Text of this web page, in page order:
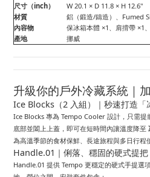
尺寸（inch）
W 20.1 × D 11.8 × H 12.6"
材質
鋁（鍛造/鑄造）、Fumed
內容物
保冰箱本體 ×1、肩揹帶 ×1
產地
挪威
升級你的戶外冷藏系統｜
Ice Blocks（2 入組）｜秒速打造「
Ice Blocks 專為 Tempo Cooler 設計，只需提
底部並闔上上蓋，即可在短時間內讓溫度降至
為高溫季節的食材保鮮、長途旅程與多日行程
Handle.01｜俐落、穩固的硬式提把
Handle.01 提供 Tempo 更穩定的硬式手提選